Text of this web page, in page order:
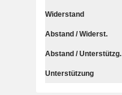
Widerstand
Abstand / Widerst.
Abstand / Unterstützg.
Unterstützung